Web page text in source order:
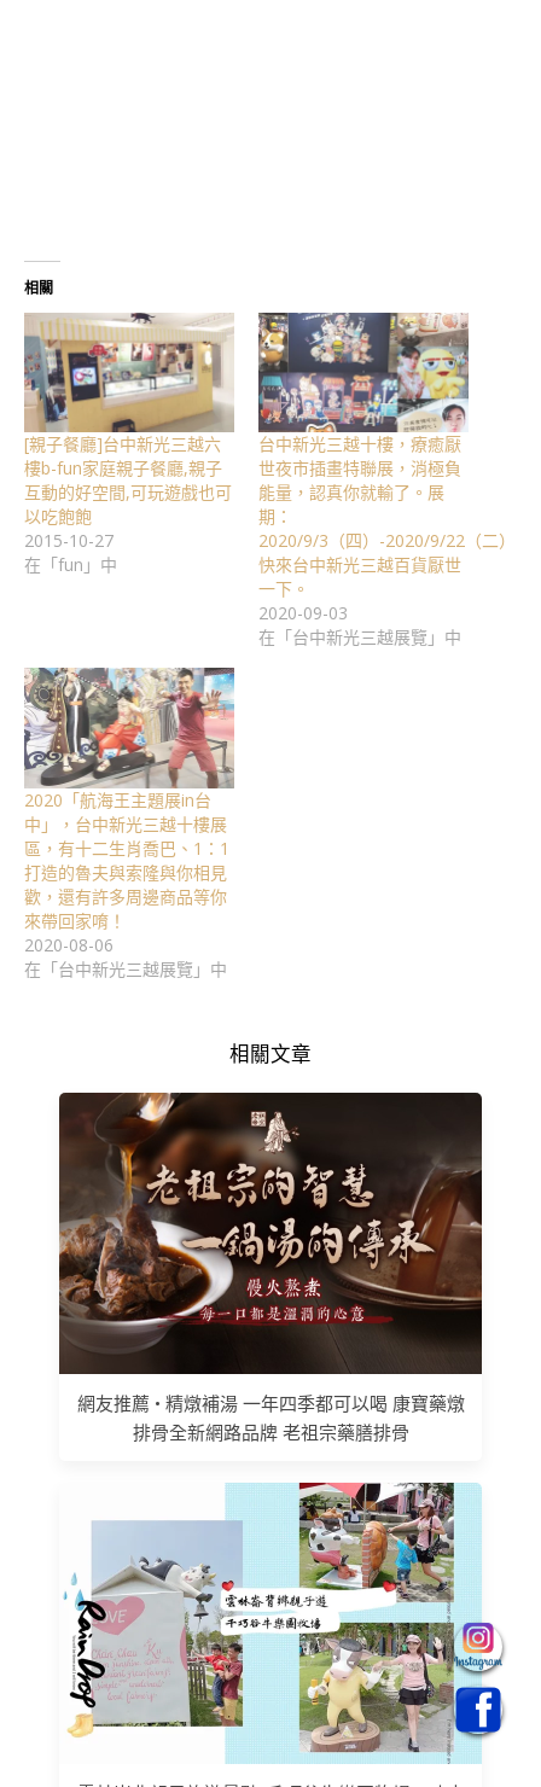
相關
[親子餐廳]台中新光三越六
樓b-fun家庭親子餐廳,親子
互動的好空間,可玩遊戲也可
以吃飽飽
2015-10-27
在「fun」中
台中新光三越十樓，療癒厭
世夜市插畫特聯展，消極負
能量，認真你就輸了。展
期：
2020/9/3（四）-2020/9/22（二）
快來台中新光三越百貨厭世
一下。
2020-09-03
在「台中新光三越展覽」中
2020「航海王主題展in台
中」，台中新光三越十樓展
區，有十二生肖喬巴、1：1
打造的魯夫與索隆與你相見
歡，還有許多周邊商品等你
來帶回家唷！
2020-08-06
在「台中新光三越展覽」中
相關文章
網友推薦 • 精燉補湯 一年四季都可以喝 康寶藥燉
排骨全新網路品牌 老祖宗藥膳排骨